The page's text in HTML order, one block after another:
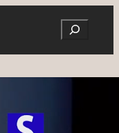
Search